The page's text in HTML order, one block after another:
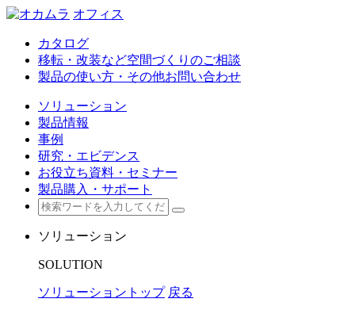
オフィス
カタログ
移転・改装など空間づくりのご相談
製品の使い方・その他お問い合わせ
ソリューション
製品情報
事例
研究・エビデンス
お役立ち資料・セミナー
製品購入・サポート
ソリューション
SOLUTION
ソリューショントップ 戻る